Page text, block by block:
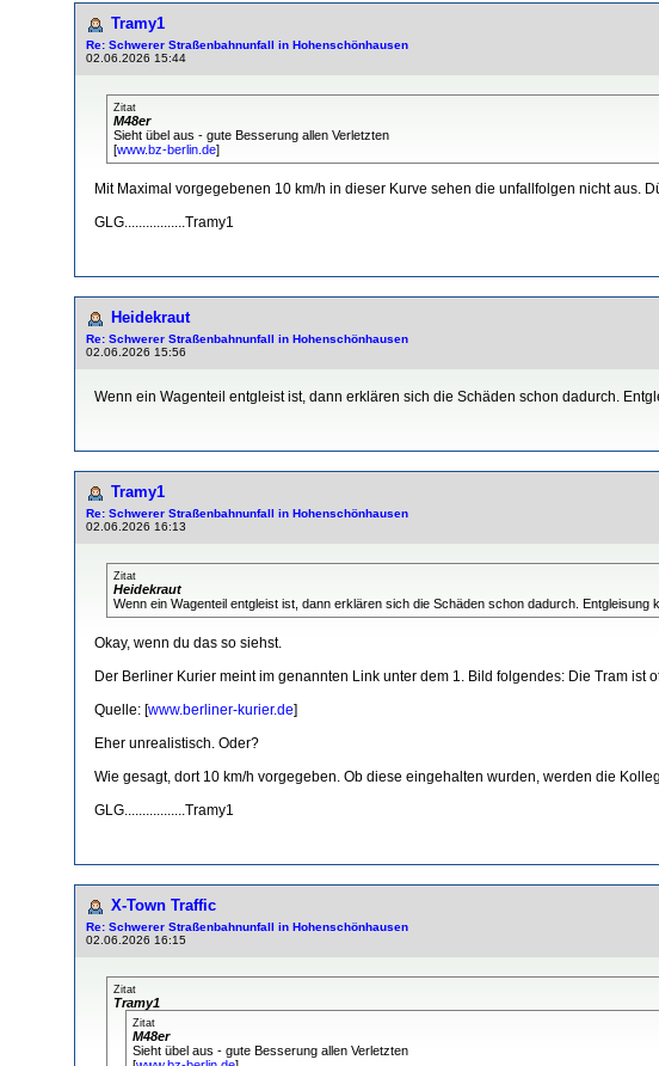
Tramy1
Re: Schwerer Straßenbahnunfall in Hohenschönhausen
02.06.2026 15:44
Zitat
M48er
Sieht übel aus - gute Besserung allen Verletzten
[www.bz-berlin.de]
Mit Maximal vorgegebenen 10 km/h in dieser Kurve sehen die unfallfolgen nicht aus.
GLG.................Tramy1
Heidekraut
Re: Schwerer Straßenbahnunfall in Hohenschönhausen
02.06.2026 15:56
Wenn ein Wagenteil entgleist ist, dann erklären sich die Schäden schon dadurch.
Tramy1
Re: Schwerer Straßenbahnunfall in Hohenschönhausen
02.06.2026 16:13
Zitat
Heidekraut
Wenn ein Wagenteil entgleist ist, dann erklären sich die Schäden schon dadurch. Entgleisung
Okay, wenn du das so siehst.
Der Berliner Kurier meint im genannten Link unter dem 1. Bild folgendes: Die Tram
Quelle: [www.berliner-kurier.de]
Eher unrealistisch. Oder?
Wie gesagt, dort 10 km/h vorgegeben. Ob diese eingehalten wurden, werden die
GLG.................Tramy1
X-Town Traffic
Re: Schwerer Straßenbahnunfall in Hohenschönhausen
02.06.2026 16:15
Zitat
Tramy1
Zitat
M48er
Sieht übel aus - gute Besserung allen Verletzten